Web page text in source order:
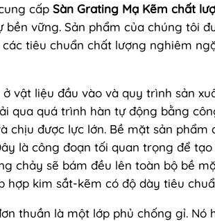
cấp Sàn Grating Mạ Kẽm chất
vững. Sản phẩm của chúng tôi
tiêu chuẩn chất lượng nghiêm
vật liệu đầu vào và quy trình sản
qua quá trình hàn tự động bằng
chịu được lực lớn. Bề mặt sản phẩm
là công đoạn tối quan trọng để
chảy sẽ bám đều lên toàn bộ bề
hợp kim sắt-kẽm có độ dày tiêu
thuần là một lớp phủ chống gỉ. Nó